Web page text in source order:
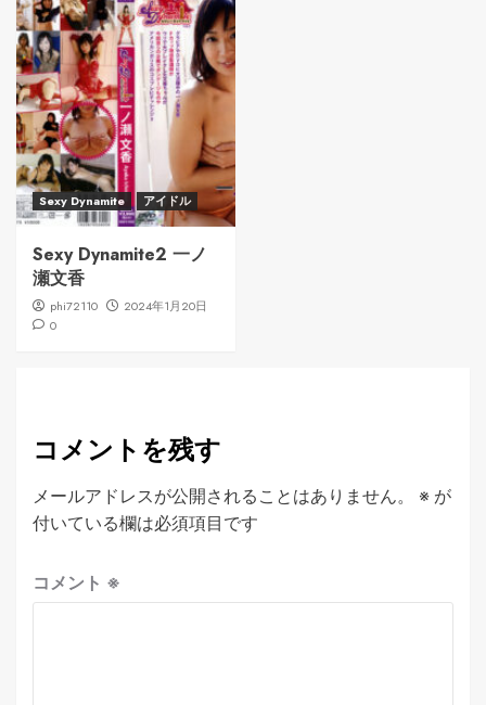
Sexy Dynamite アイドル
Sexy Dynamite2 一ノ
瀬文香
phi72110
2024年1月20日
0
コメントを残す
メールアドレスが公開されることはありません。 ※ が
付いている欄は必須項目です
コメント ※